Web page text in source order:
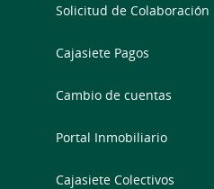
Solicitud de Colaboración
Cajasiete Pagos
Cambio de cuentas
Portal Inmobiliario
Cajasiete Colectivos